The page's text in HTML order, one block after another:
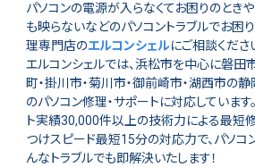
パソコンの電源が入らなくてお困りのとき
も映らないなどのパソコントラブルでお困
理専門店のエルコンシェルにご相談くださ
エルコンシェルでは、浜松市を中心に磐田
町・掛川市・菊川市・御前崎市・湖西市の
のパソコン修理・サポートに対応しています
ト実績30,000件以上の技術力による最短
つけスピード最短15分の対応力で、パソコ
んなトラブルでも即解決いたします！